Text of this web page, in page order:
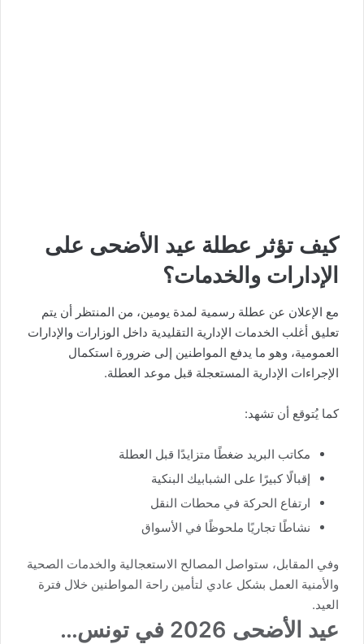
كيف تؤثر عطلة عيد الأضحى على
الإدارات والخدمات؟
مع الإعلان عن عطلة رسمية لمدة يومين، من المنتظر أن يتم
تعليق أغلب الخدمات الإدارية التقليدية داخل الوزارات والإدارات
العمومية، وهو ما يدفع المواطنين إلى ضرورة استكمال
الإجراءات الإدارية المستعجلة قبل موعد العطلة.
كما يُتوقع أن تشهد:
مكاتب البريد ضغطًا متزايدًا قبل العطلة
إقبالًا كبيرًا على الشبابيك البنكية
ارتفاع الحركة في محطات النقل
نشاطًا تجاريًا ملحوظًا في الأسواق
وفي المقابل، ستواصل المصالح الاستعجالية والخدمات الصحية
والأمنية العمل بشكل عادي لتأمين راحة المواطنين خلال فترة
العيد.
عيد الأضحى 2026 في تونس…